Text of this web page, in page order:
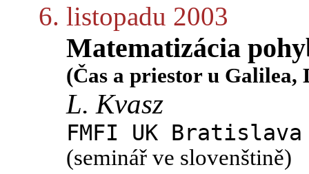
6. listopadu 2003
Matematizácia
(Čas a priestor u Galilea,
L. Kvasz
FMFI UK Bratislava
(seminář ve slovenštině)